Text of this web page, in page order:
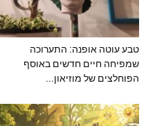
טבע עוטה אופנה: התערוכה
שמפיחה חיים חדשים באוסף
הפוחלצים של מוזיאון...